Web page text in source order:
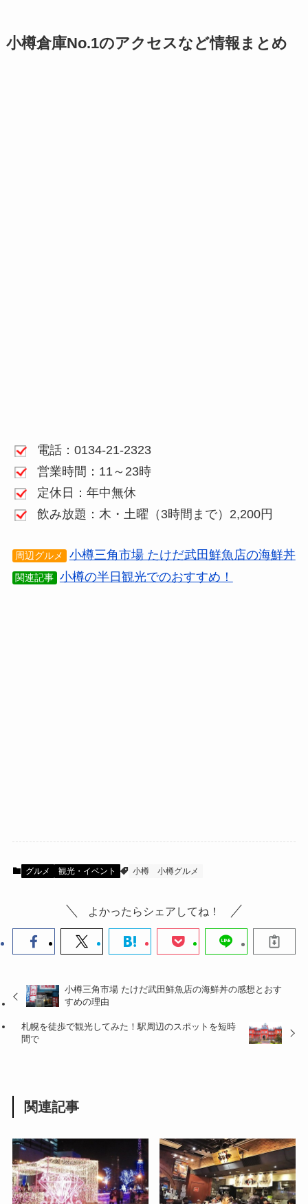
小樽倉庫No.1のアクセスなど情報まとめ
電話：0134-21-2323
営業時間：11～23時
定休日：年中無休
飲み放題：木・土曜（3時間まで）2,200円
周辺グルメ 小樽三角市場 たけだ武田鮮魚店の海鮮丼
関連記事 小樽の半日観光でのおすすめ！
グルメ 観光・イベント 小樽 小樽グルメ
よかったらシェアしてね！
小樽三角市場 たけだ武田鮮魚店の海鮮丼の感想とおす
すめの理由
札幌を徒歩で観光してみた！駅周辺のスポットを短時
間で
関連記事